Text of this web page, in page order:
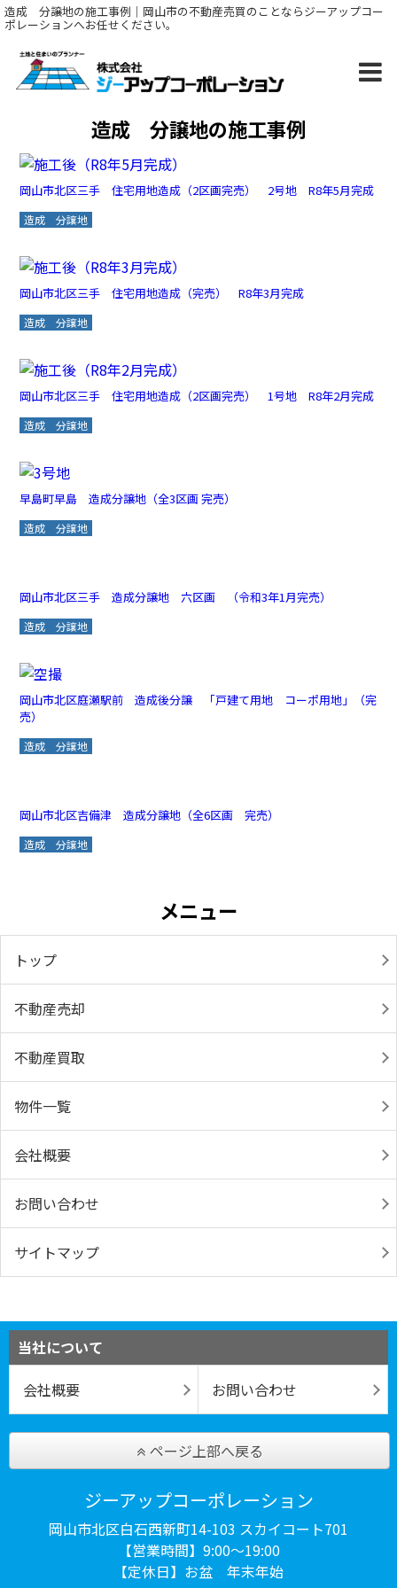
造成 分譲地の施工事例｜岡山市の不動産売買のことならジーアップコー
ポレーションへお任せください。
造成 分譲地の施工事例
岡山市北区三手 住宅用地造成（2区画完売） 2号地 R8年5月完成
造成 分譲地
岡山市北区三手 住宅用地造成（完売） R8年3月完成
造成 分譲地
岡山市北区三手 住宅用地造成（2区画完売） 1号地 R8年2月完成
造成 分譲地
早島町早島 造成分譲地（全3区画 完売）
造成 分譲地
岡山市北区三手 造成分譲地 六区画 （令和3年1月完売）
造成 分譲地
岡山市北区庭瀬駅前 造成後分譲 「戸建て用地 コーポ用地」（完
売）
造成 分譲地
岡山市北区吉備津 造成分譲地（全6区画 完売）
造成 分譲地
メニュー
トップ
不動産売却
不動産買取
物件一覧
会社概要
お問い合わせ
サイトマップ
当社について
会社概要
お問い合わせ
ページ上部へ戻る
ジーアップコーポレーション
岡山市北区白石西新町14-103 スカイコート701
【営業時間】9:00〜19:00
【定休日】お盆 年末年始